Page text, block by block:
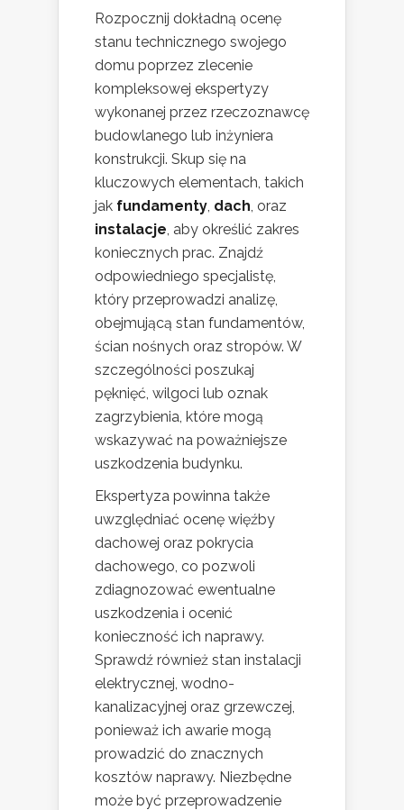
Rozpocznij dokładną ocenę
stanu technicznego swojego
domu poprzez zlecenie
kompleksowej ekspertyzy
wykonanej przez rzeczoznawcę
budowlanego lub inżyniera
konstrukcji. Skup się na
kluczowych elementach, takich
jak fundamenty dach , oraz
instalacje , aby określić zakres
koniecznych prac. Znajdź
odpowiedniego specjalistę,
który przeprowadzi analizę,
obejmującą stan fundamentów,
ścian nośnych oraz stropów. W
szczególności poszukaj
pęknięć, wilgoci lub oznak
zagrzybienia, które mogą
wskazywać na poważniejsze
uszkodzenia budynku.
Ekspertyza powinna także
uwzględniać ocenę więźby
dachowej oraz pokrycia
dachowego, co pozwoli
zdiagnozować ewentualne
uszkodzenia i ocenić
konieczność ich naprawy.
Sprawdź również stan instalacji
elektrycznej, wodno-
kanalizacyjnej oraz grzewczej,
ponieważ ich awarie mogą
prowadzić do znacznych
kosztów naprawy. Niezbędne
może być przeprowadzenie